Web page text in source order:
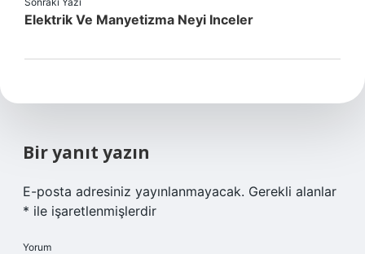
Elektrik Ve Manyetizma Neyi Inceler
Bir yanıt yazın
E-posta adresiniz yayınlanmayacak. Gerekli alanlar
* ile işaretlenmişlerdir
Yorum